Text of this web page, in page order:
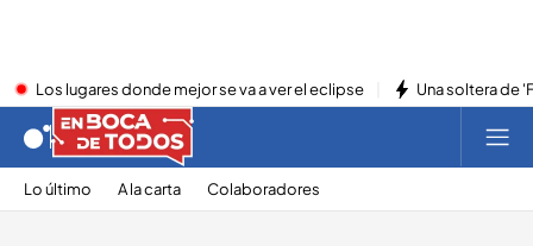
Los lugares donde mejor se va a ver el eclipse Una soltera de
Lo último A la carta Colaboradores